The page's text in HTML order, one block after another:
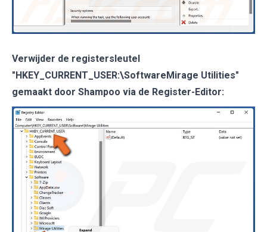
Verwijder de registersleutel
"HKEY_CURRENT_USER:\SoftwareMirage Utilities"
gemaakt door Shampoo via de Register-Editor: